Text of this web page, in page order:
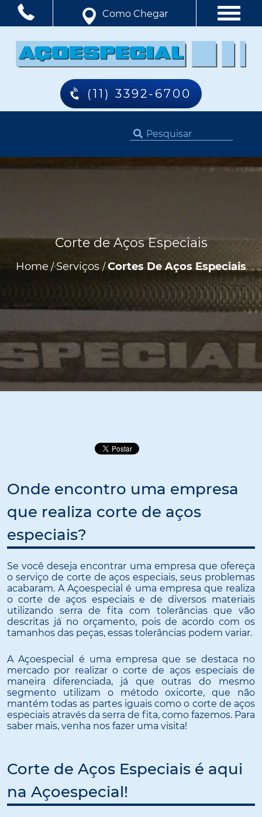
Como Chegar
(11) 3392-6700
Home /Serviços /Cortes De Aços Especiais
Corte de Aços Especiais
Onde encontro uma empresa
que realiza corte de aços
especiais?
Se você deseja encontrar uma empresa que ofereça
o serviço de corte de aços especiais, seus problemas
acabaram. A Açoespecial é uma empresa que realiza
o corte de aços especiais e de diversos materiais
utilizando serra de fita com tolerâncias que vão
descritas já no orçamento, pois de acordo com os
tamanhos das peças, essas tolerâncias podem variar.
A Açoespecial é uma empresa que se destaca no
mercado por realizar o corte de aços especiais de
maneira diferenciada, já que outras do mesmo
segmento utilizam o método oxicorte, que não
mantém todas as partes iguais como o corte de aços
especiais através da serra de fita, como fazemos. Para
saber mais, venha nos fazer uma visita!
Corte de Aços Especiais é aqui
na Açoespecial!